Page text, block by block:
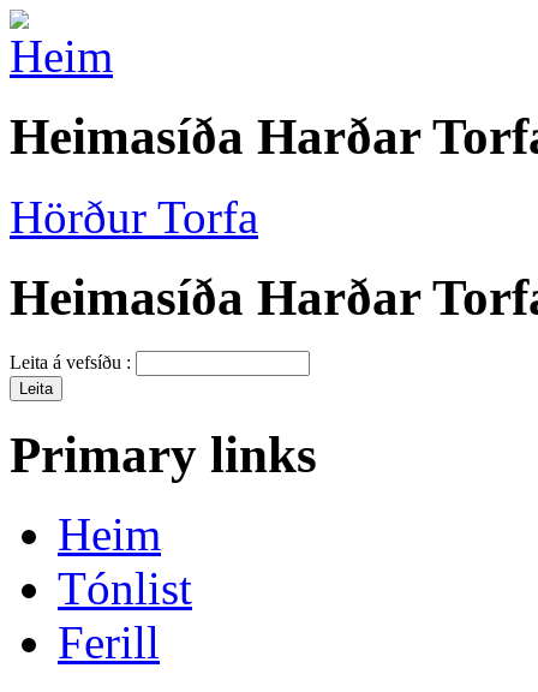
Heimasíða Harðar
Hörður Torfa
Heimasíða Harðar
Leita á vefsíðu :
Primary links
Heim
Tónlist
Ferill